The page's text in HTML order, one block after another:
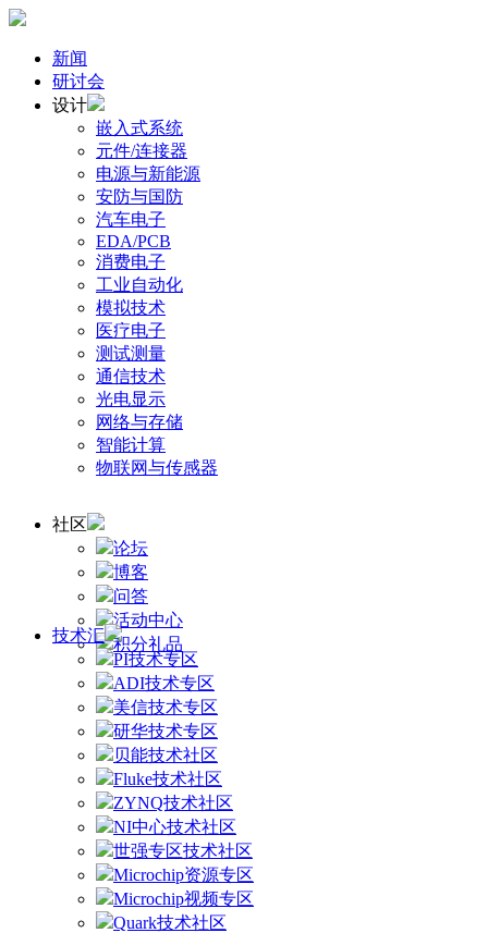
新闻
研讨会
设计
嵌入式系统
元件/连接器
电源与新能源
安防与国防
汽车电子
EDA/PCB
消费电子
工业自动化
模拟技术
医疗电子
测试测量
通信技术
光电显示
网络与存储
智能计算
物联网与传感器
社区
论坛
博客
问答
活动中心
积分礼品
技术汇
PI技术专区
ADI技术专区
美信技术专区
研华技术专区
贝能技术社区
Fluke技术社区
ZYNQ技术社区
NI中心技术社区
世强专区技术社区
Microchip资源专区
Microchip视频专区
Quark技术社区